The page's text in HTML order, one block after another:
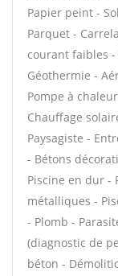
Papier peint -
Parquet -
courant faibles
Géothermie -
Pompe à
Chauffage
Paysagiste -
- Bétons
Piscine en dur -
métalliques -
- Plomb -
(diagnostic de
béton -